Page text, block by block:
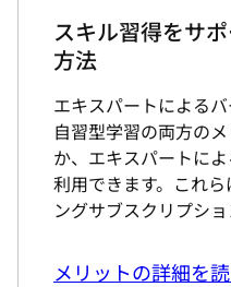
スキル習得をサ
方法
エキスパートによる
自習型学習の両方の
か、エキスパートに
利用できます。これ
ングサブスクリプショ
メリットの詳細を